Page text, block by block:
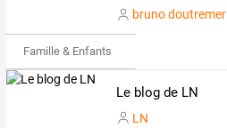
bruno doutremer
Famille & Enfants
Le blog de LN
LN